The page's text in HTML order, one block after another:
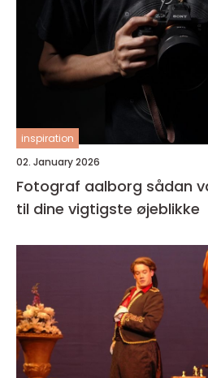
inspiration
02. January 2026
Fotograf aalborg sådan vælger du den rette
til dine vigtigste øjeblikke